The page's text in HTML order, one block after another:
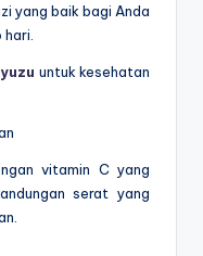
yang baik bagi Anda
untuk kesehatan
vitamin C yang
serat yang